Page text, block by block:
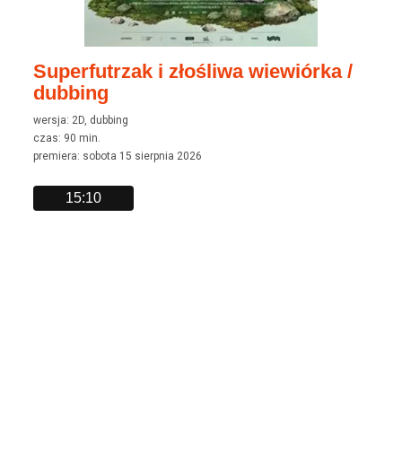
Superfutrzak i złośliwa wiewiórka /
dubbing
wersja: 2D, dubbing
czas: 90 min.
premiera: sobota 15 sierpnia 2026
15:10